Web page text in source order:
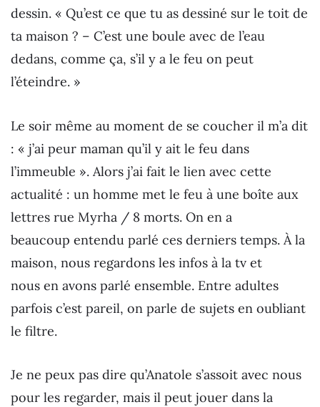
dessin. « Qu’est ce que tu as dessiné sur le toit de
ta maison ? – C’est une boule avec de l’eau
dedans, comme ça, s’il y a le feu on peut
l’éteindre. »
Le soir même au moment de se coucher il m’a dit
: « j’ai peur maman qu’il y ait le feu dans
l’immeuble ». Alors j’ai fait le lien avec cette
actualité : un homme met le feu à une boîte aux
lettres rue Myrha / 8 morts. On en a
beaucoup entendu parlé ces derniers temps. À la
maison, nous regardons les infos à la tv et
nous en avons parlé ensemble. Entre adultes
parfois c’est pareil, on parle de sujets en oubliant
le filtre.
Je ne peux pas dire qu’Anatole s’assoit avec nous
pour les regarder, mais il peut jouer dans la